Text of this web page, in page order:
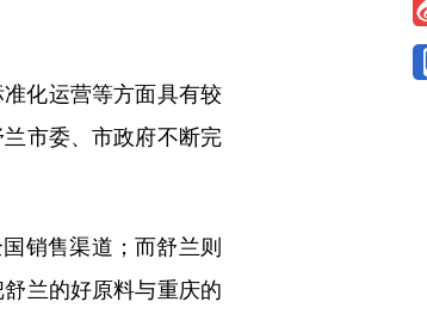
化运营等方面具有较
市委、市政府不断完
销售渠道；而舒兰则
兰的好原料与重庆的